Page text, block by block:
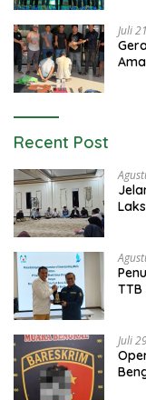
Juli
Recent Post
TTB
Juli